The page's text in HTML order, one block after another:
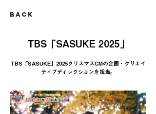
Back
TBS「SASUKE 2025」
TBS「SASUKE」2025クリスマスCMの企画・クリエイ
ティブディレクションを担当。